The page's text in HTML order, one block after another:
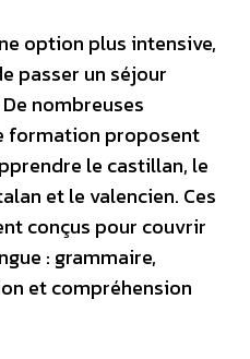
option plus intensive,
passer un séjour
nombreuses
formation proposent
le castillan, le
et le valencien. Ces
conçus pour couvrir
: grammaire,
et compréhension